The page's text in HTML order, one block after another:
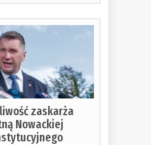
zaskarża
Nowackiej